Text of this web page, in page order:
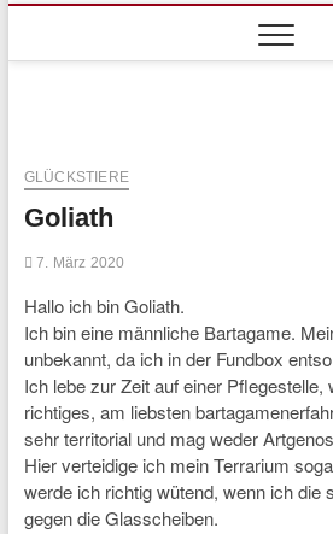
GLÜCKSTIERE
Goliath
7. März 2020
Hallo ich bin Goliath.
Ich bin eine männliche Bartagame.
unbekannt, da ich in der Fundbox
Ich lebe zur Zeit auf einer Pflegestelle,
richtiges, am liebsten
sehr territorial und mag weder
Hier verteidige ich mein Terrarium
werde ich richtig wütend, wenn ich die
gegen die Glasscheiben.